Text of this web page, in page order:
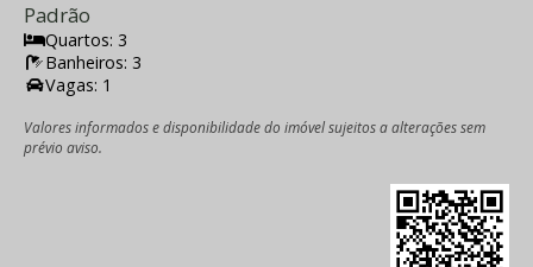
Padrão
Quartos: 3
Banheiros: 3
Vagas: 1
Valores informados e disponibilidade do imóvel sujeitos a alterações sem
prévio aviso.